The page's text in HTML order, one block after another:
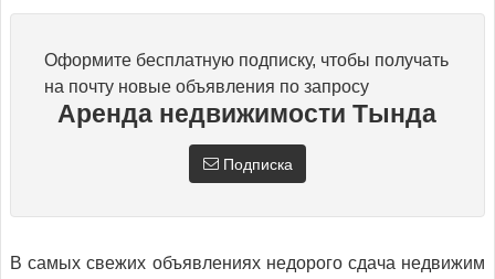
Оформите бесплатную подписку, чтобы получать
на почту новые объявления по запросу
Аренда недвижимости Тында
Подписка
В самых свежих объявлениях недорого сдача недвижим